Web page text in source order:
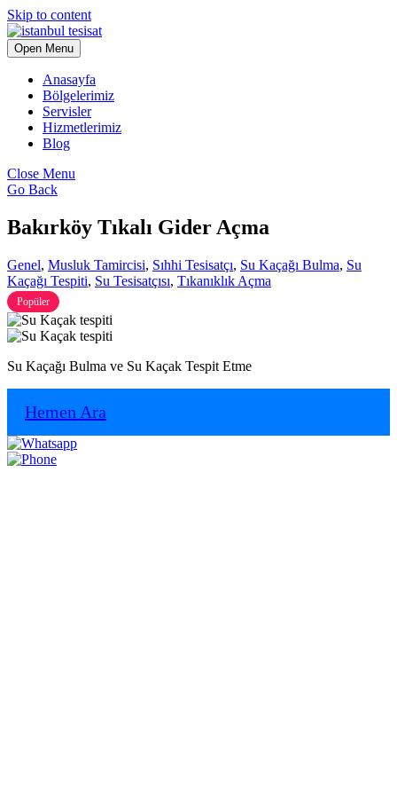
Skip to content
Open Menu
Anasayfa
Bölgelerimiz
Servisler
Hizmetlerimiz
Blog
Close Menu
Go Back
Bakırköy Tıkalı Gider Açma
Genel, Musluk Tamircisi, Sıhhi Tesisatçı, Su Kaçağı Bulma, Su
Kaçağı Tespiti, Su Tesisatçısı, Tıkanıklık Açma
Popüler
Su Kaçağı Bulma ve Su Kaçak Tespit Etme
Hemen Ara